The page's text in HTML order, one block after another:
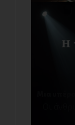
Οι